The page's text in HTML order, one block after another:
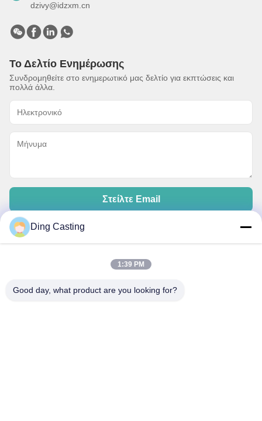
dzivy@idzxm.cn
Το Δελτίο Ενημέρωσης
Συνδρομηθείτε στο ενημερωτικό μας δελτίο για εκπτώσεις και
πολλά άλλα.
Στείλτε Email
μηχανή Προμηθευτής. 2019-2026 Xiamen DingZhu Intelligent Equipment
Co.,Ltd Όλα. Όλα τα δικαιώματα διατηρούνται.
Ding Casting
1:39 PM
Good day, what product are you looking for?